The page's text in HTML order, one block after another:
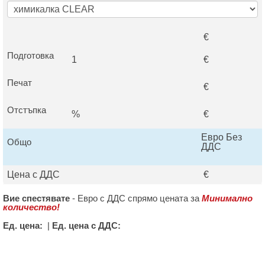
€
Подготовка
1 €
Печат €
Отстъпка % €
Общо
Евро Без
ДДС
Цена с ДДС €
Вие спестявате - Евро с ДДС спрямо цената за Минимално
количество!
Ед. цена: | Ед. цена с ДДС: